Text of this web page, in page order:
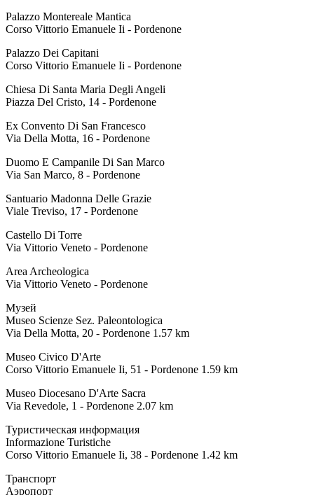
Palazzo Montereale Mantica
Corso Vittorio Emanuele Ii - Pordenone
Palazzo Dei Capitani
Corso Vittorio Emanuele Ii - Pordenone
Chiesa Di Santa Maria Degli Angeli
Piazza Del Cristo, 14 - Pordenone
Ex Convento Di San Francesco
Via Della Motta, 16 - Pordenone
Duomo E Campanile Di San Marco
Via San Marco, 8 - Pordenone
Santuario Madonna Delle Grazie
Viale Treviso, 17 - Pordenone
Castello Di Torre
Via Vittorio Veneto - Pordenone
Area Archeologica
Via Vittorio Veneto - Pordenone
Музей
Museo Scienze Sez. Paleontologica
Via Della Motta, 20 - Pordenone 1.57 km
Museo Civico D'Arte
Corso Vittorio Emanuele Ii, 51 - Pordenone 1.59 km
Museo Diocesano D'Arte Sacra
Via Revedole, 1 - Pordenone 2.07 km
Туристическая информация
Informazione Turistiche
Corso Vittorio Emanuele Ii, 38 - Pordenone 1.42 km
Транспорт
Аэропорт